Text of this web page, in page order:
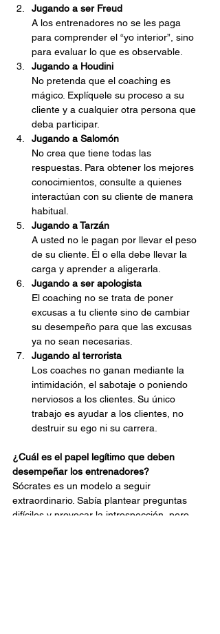
Jugando a ser Freud
A los entrenadores no se les paga
para comprender el “yo interior”, sino
para evaluar lo que es observable.
Jugando a Houdini
No pretenda que el coaching es
mágico. Explíquele su proceso a su
cliente y a cualquier otra persona que
deba participar.
Jugando a Salomón
No crea que tiene todas las
respuestas. Para obtener los mejores
conocimientos, consulte a quienes
interactúan con su cliente de manera
habitual.
Jugando a Tarzán
A usted no le pagan por llevar el peso
de su cliente. Él o ella debe llevar la
carga y aprender a aligerarla.
Jugando a ser apologista
El coaching no se trata de poner
excusas a tu cliente sino de cambiar
su desempeño para que las excusas
ya no sean necesarias.
Jugando al terrorista
Los coaches no ganan mediante la
intimidación, el sabotaje o poniendo
nerviosos a los clientes. Su único
trabajo es ayudar a los clientes, no
destruir su ego ni su carrera.
¿Cuál es el papel legítimo que deben
desempeñar los entrenadores?
Sócrates es un modelo a seguir
extraordinario. Sabía plantear preguntas
difíciles y provocar la introspección, pero